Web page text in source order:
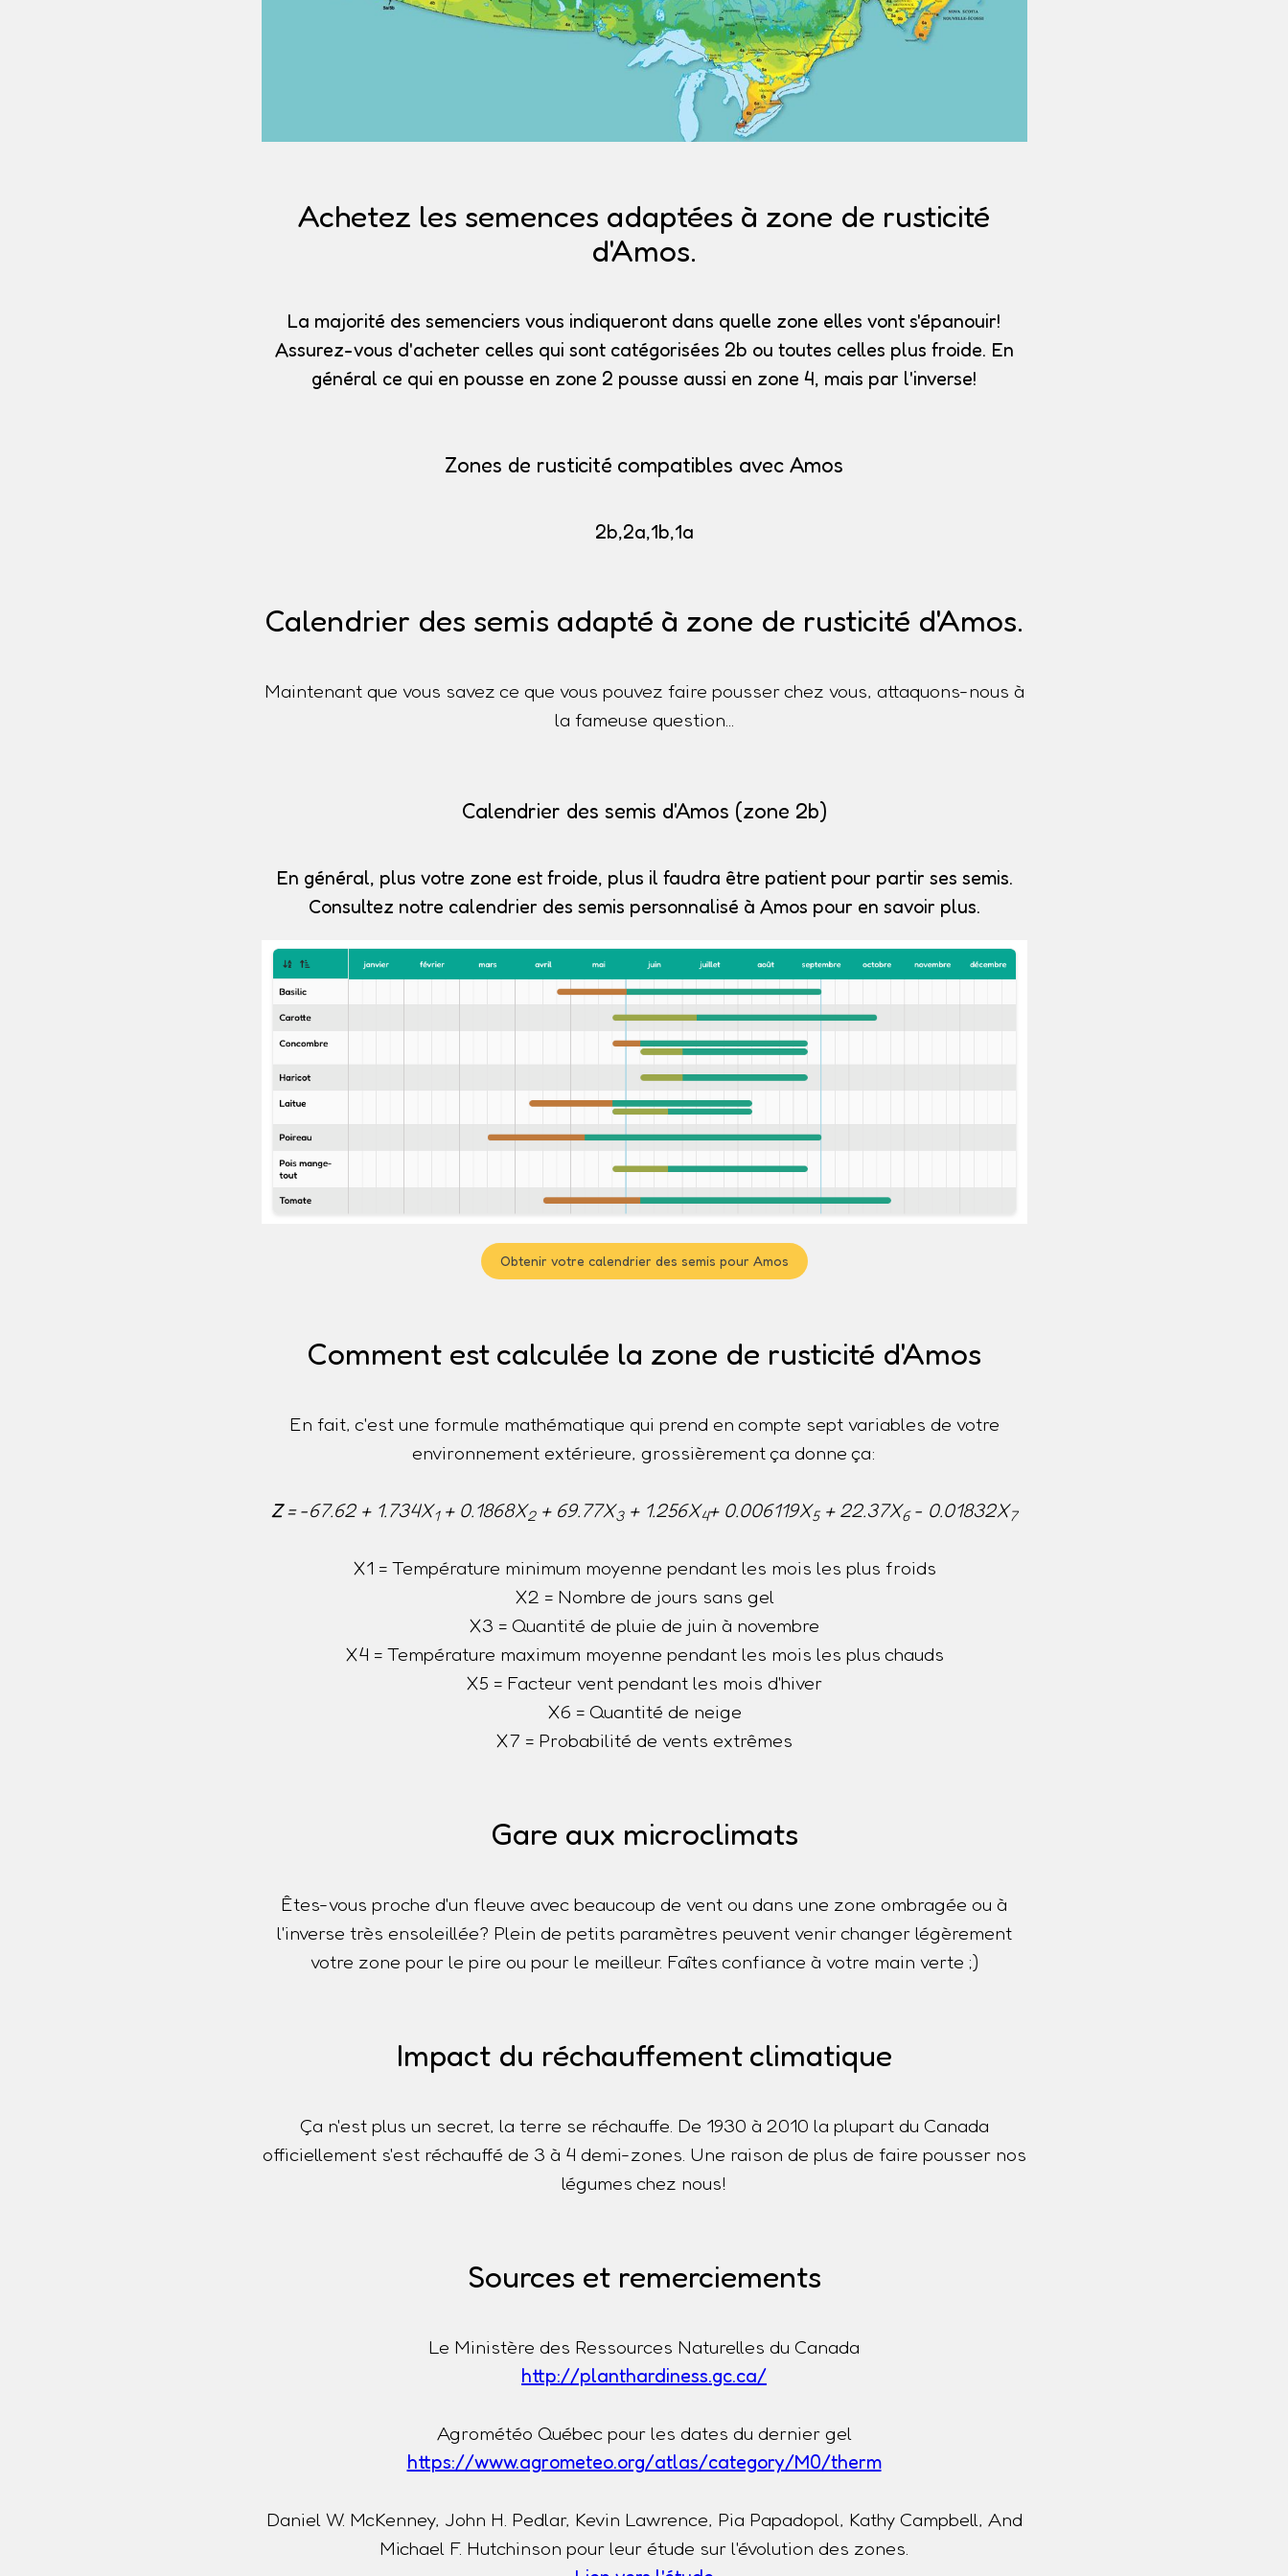
Achetez les semences adaptées à zone de rusticité
d'Amos.
La majorité des semenciers vous indiqueront dans quelle zone elles vont s'épanouir!
Assurez-vous d'acheter celles qui sont catégorisées 2b ou toutes celles plus froide. En
général ce qui en pousse en zone 2 pousse aussi en zone 4, mais par l'inverse!
Zones de rusticité compatibles avec Amos
2b,2a,1b,1a
Calendrier des semis adapté à zone de rusticité d'Amos.
Maintenant que vous savez ce que vous pouvez faire pousser chez vous, attaquons-nous à
la fameuse question...
Calendrier des semis d'Amos (zone 2b)
En général, plus votre zone est froide, plus il faudra être patient pour partir ses semis.
Consultez notre calendrier des semis personnalisé à Amos pour en savoir plus.
Obtenir votre calendrier des semis pour Amos
Comment est calculée la zone de rusticité d'Amos
En fait, c'est une formule mathématique qui prend en compte sept variables de votre
environnement extérieure, grossièrement ça donne ça:
Z= -67.62 + 1.734X1+ 0.1868X2+ 69.77X3+ 1.256X4+ 0.006119X5+ 22.37X6- 0.01832X7
X1 = Température minimum moyenne pendant les mois les plus froids
X2 = Nombre de jours sans gel
X3 = Quantité de pluie de juin à novembre
X4 = Température maximum moyenne pendant les mois les plus chauds
X5 = Facteur vent pendant les mois d'hiver
X6 = Quantité de neige
X7 = Probabilité de vents extrêmes
Gare aux microclimats
Êtes-vous proche d'un fleuve avec beaucoup de vent ou dans une zone ombragée ou à
l'inverse très ensoleillée? Plein de petits paramètres peuvent venir changer légèrement
votre zone pour le pire ou pour le meilleur. Faîtes confiance à votre main verte ;)
Impact du réchauffement climatique
Ça n'est plus un secret, la terre se réchauffe. De 1930 à 2010 la plupart du Canada
officiellement s'est réchauffé de 3 à 4 demi-zones. Une raison de plus de faire pousser nos
légumes chez nous!
Sources et remerciements
Le Ministère des Ressources Naturelles du Canada
http://planthardiness.gc.ca/
Agrométéo Québec pour les dates du dernier gel
https://www.agrometeo.org/atlas/category/M0/therm
Daniel W. McKenney, John H. Pedlar, Kevin Lawrence, Pia Papadopol, Kathy Campbell, And
Michael F. Hutchinson pour leur étude sur l'évolution des zones.